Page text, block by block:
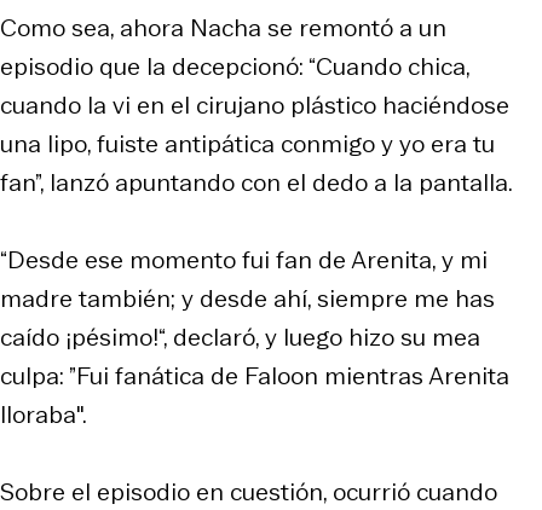
Como sea, ahora Nacha se remontó a un
episodio que la decepcionó: “Cuando chica,
cuando la vi en el cirujano plástico haciéndose
una lipo, fuiste antipática conmigo y yo era tu
fan”, lanzó apuntando con el dedo a la pantalla.
“Desde ese momento fui fan de Arenita, y mi
madre también; y desde ahí, siempre me has
caído ¡pésimo!“, declaró, y luego hizo su mea
culpa: ”Fui fanática de Faloon mientras Arenita
lloraba".
Sobre el episodio en cuestión, ocurrió cuando